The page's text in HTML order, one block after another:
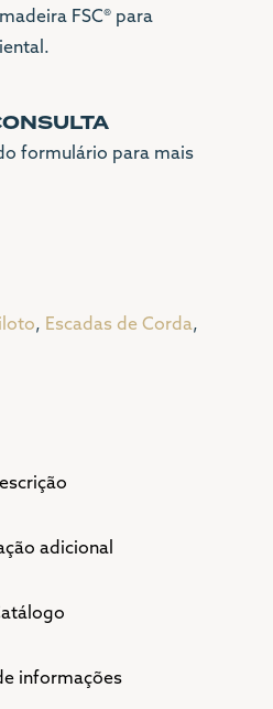
FSC® para
formulário para mais
, Escadas de Corda,
adicional
informações